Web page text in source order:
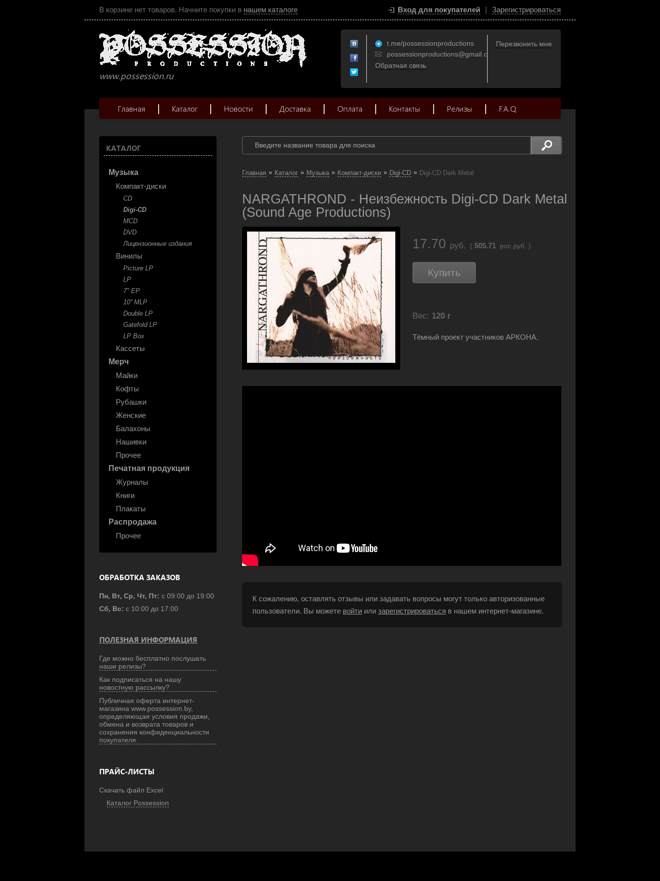
В корзине нет товаров. Начните покупки в нашем каталоге Вход для покупателей | Зарегистрироваться
www.possession.ru
t.me/possessionproductions
possessionproductions@gmail.com
Обратная связь
Перезвонить мне
Главная Каталог Новости Доставка Оплата Контакты Релизы F.A.Q.
КАТАЛОГ
Музыка
Компакт-диски
CD
Digi-CD
MCD
DVD
Лицензионные издания
Винилы
Picture LP
LP
7" EP
10'' MLP
Double LP
Gatefold LP
LP Box
Кассеты
Мерч
Майки
Кофты
Рубашки
Женские
Балахоны
Нашивки
Прочее
Печатная продукция
Журналы
Книги
Плакаты
Распродажа
Прочее
ОБРАБОТКА ЗАКАЗОВ
Пн, Вт, Ср, Чт, Пт: с 09:00 до 19:00
Сб, Вс: с 10:00 до 17:00
ПОЛЕЗНАЯ ИНФОРМАЦИЯ
Где можно бесплатно послушать
наши релизы?
Как подписаться на нашу
новостную рассылку?
Публичная оферта интернет-
магазина www.possession.by,
определяющая условия продажи,
обмена и возврата товаров и
сохранения конфиденциальности
покупателя.
ПРАЙС-ЛИСТЫ
Скачать файл Excel
Каталог Possession
Главная » Каталог » Музыка » Компакт-диски » Digi-CD » Digi-CD Dark Metal
NARGATHROND - Неизбежность Digi-CD Dark Metal
(Sound Age Productions)
17.70 руб. ( 505.71 рос.руб. )
Купить
Вес: 120 г
Тёмный проект участников АРКОНА.
К сожалению, оставлять отзывы или задавать вопросы могут только авторизованные
пользователи. Вы можете войти или зарегистрироваться в нашем интернет-магазине.